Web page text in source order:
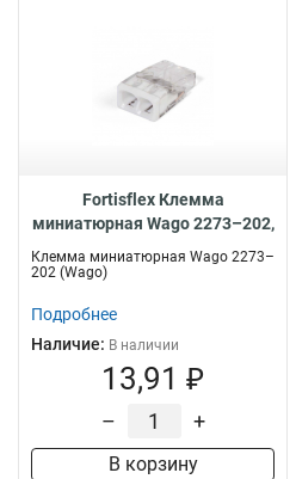
Fortisflex Клемма
миниатюрная Wago 2273–202,
Клемма миниатюрная Wago 2273–
202 (Wago)
Подробнее
Наличие: В наличии
13,91 ₽
– +
В корзину